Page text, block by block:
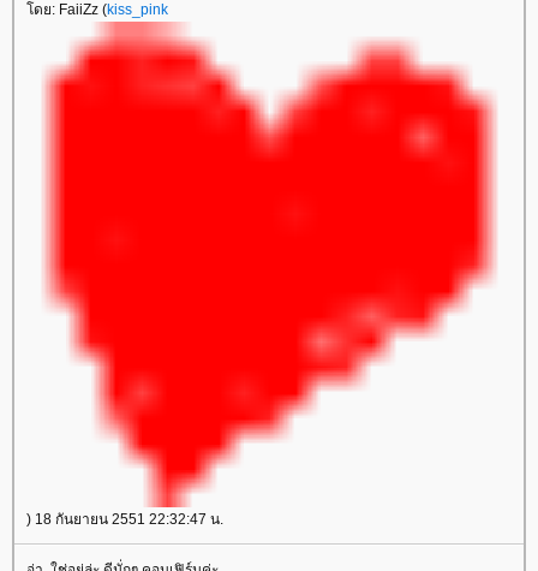
ดย: FaiiZz (kiss_pink
) 18 กันยายน 2551 22:32:47 น.